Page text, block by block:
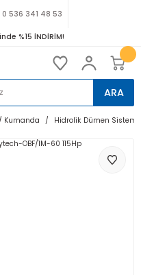
0 536 341 48 53
%15 İNDİRİM!
ARA
Kumanda Hidrolik Dümen Sistemi